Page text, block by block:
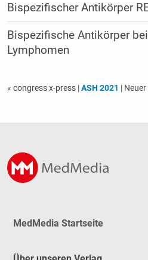
Bispezifischer Antikörper
Bispezifische Antikörper
Lymphomen
« congress x-press |ASH 2021 |
MedMedia Startseite